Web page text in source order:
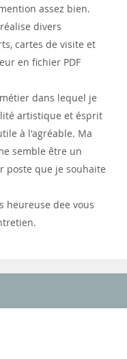
assez bien.
divers
cartes de visite et
en fichier PDF
dans lequel je
artistique et ésprit
à l'agréable. Ma
semble être un
poste que je souhaite
heureuse dee vous